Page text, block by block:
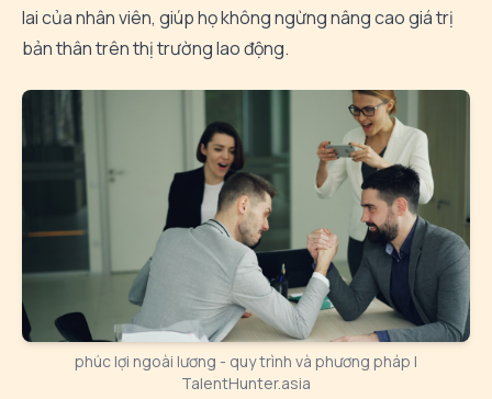
lai của nhân viên, giúp họ không ngừng nâng cao giá trị
bản thân trên thị trường lao động.
phúc lợi ngoài lương - quy trình và phương pháp |
TalentHunter.asia